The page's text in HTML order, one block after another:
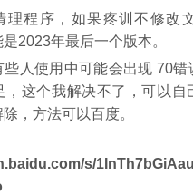
理程序，如果疼训不修改
2023年最后一个版本。
些人使用中可能会出现 70错
，这个我解决不了，可以自
，方法可以百度。
s/